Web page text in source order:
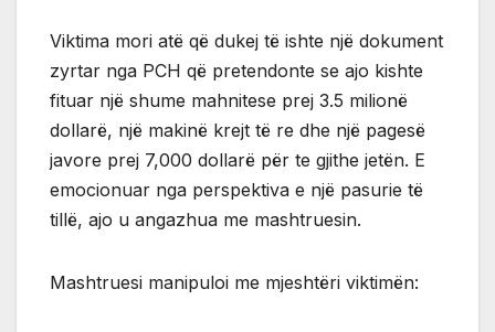
Viktima mori atë që dukej të ishte një dokument
zyrtar nga PCH që pretendonte se ajo kishte
fituar një shume mahnitese prej 3.5 milionë
dollarë, një makinë krejt të re dhe një pagesë
javore prej 7,000 dollarë për te gjithe jetën. E
emocionuar nga perspektiva e një pasurie të
tillë, ajo u angazhua me mashtruesin.
Mashtruesi manipuloi me mjeshtëri viktimën: